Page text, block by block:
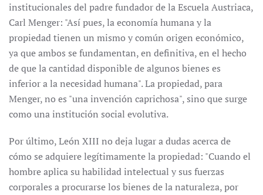
institucionales del padre fundador de la Escuela Austriaca,
Carl Menger: "Así pues, la economía humana y la
propiedad tienen un mismo y común origen económico,
ya que ambos se fundamentan, en definitiva, en el hecho
de que la cantidad disponible de algunos bienes es
inferior a la necesidad humana". La propiedad, para
Menger, no es "una invención caprichosa", sino que surge
como una institución social evolutiva.
Por último, León XIII no deja lugar a dudas acerca de
cómo se adquiere legítimamente la propiedad: "Cuando el
hombre aplica su habilidad intelectual y sus fuerzas
corporales a procurarse los bienes de la naturaleza, por